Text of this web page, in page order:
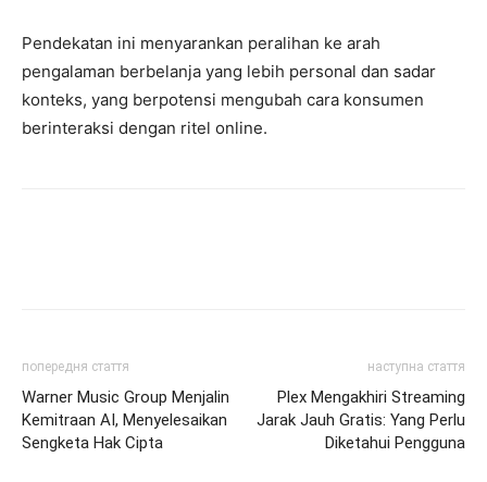
Pendekatan ini menyarankan peralihan ke arah
pengalaman berbelanja yang lebih personal dan sadar
konteks, yang berpotensi mengubah cara konsumen
berinteraksi dengan ritel online.
попередня стаття
Warner Music Group Menjalin
Kemitraan AI, Menyelesaikan
Sengketa Hak Cipta
наступна стаття
Plex Mengakhiri Streaming
Jarak Jauh Gratis: Yang Perlu
Diketahui Pengguna